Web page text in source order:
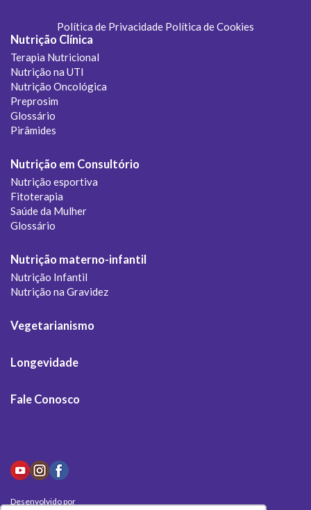
Política de Privacidade Política de Cookies
Nutrição Clínica
Terapia Nutricional
Nutrição na UTI
Nutrição Oncológica
Preprosim
Glossário
Pirâmides
Nutrição em Consultório
Nutrição esportiva
Fitoterapia
Saúde da Mulher
Glossário
Nutrição materno-infantil
Nutrição Infantil
Nutrição na Gravidez
Vegetarianismo
Longevidade
Fale Conosco
Desenvolvido por